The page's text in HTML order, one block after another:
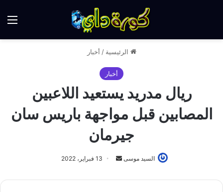
الرئيسية / أخبار
أخبار
ريال مدريد يستعيد اللاعبين
المصابين قبل مواجهة باريس سان
جيرمان
السيد موسى
أرسل
إلكترونيا
13 فبراير، 2022